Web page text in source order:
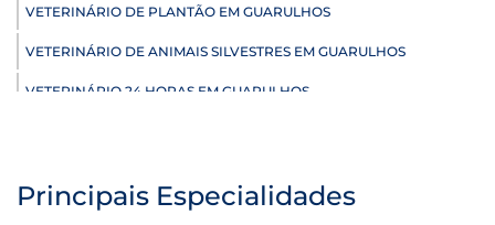
VETERINÁRIO DE PLANTÃO EM GUARULHOS
VETERINÁRIO DE ANIMAIS SILVESTRES EM GUARULHOS
VETERINÁRIO 24 HORAS EM GUARULHOS
ULTRASSONOGRAFIA PARA CACHORRO EM GUARULHOS
Principais Especialidades